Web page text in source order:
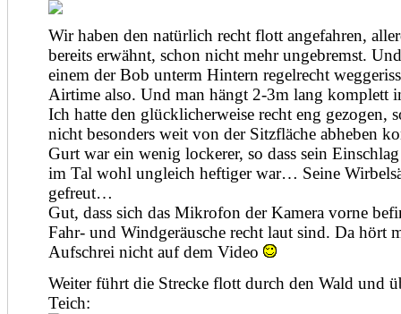
Wir haben den natürlich recht flott angefahren,
bereits erwähnt, schon nicht mehr ungebremst.
einem der Bob unterm Hintern regelrecht
Airtime also. Und man hängt 2-3m lang komplett
Ich hatte den glücklicherweise recht eng gezogen,
nicht besonders weit von der Sitzfläche abheben
Gurt war ein wenig lockerer, so dass sein
im Tal wohl ungleich heftiger war… Seine
gefreut…
Gut, dass sich das Mikrofon der Kamera vorne
Fahr- und Windgeräusche recht laut sind. Da hört
Aufschrei nicht auf dem Video
Weiter führt die Strecke flott durch den Wald und
Teich: